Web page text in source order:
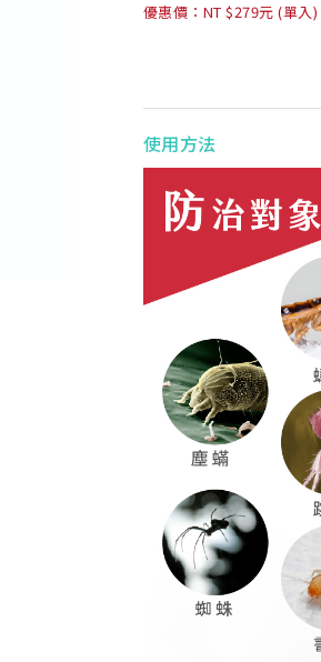
優惠價：NT $279元 (單入)
使用方法